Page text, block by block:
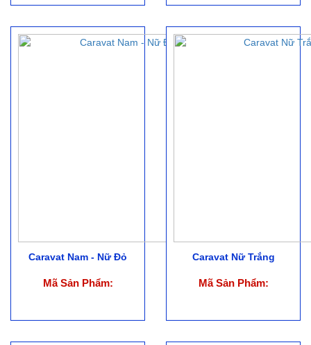
Caravat Nam - Nữ Đỏ
Mã Sản Phẩm:
Caravat Nữ Trắng
Mã Sản Phẩm: